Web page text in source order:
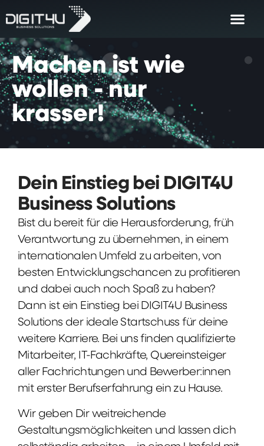
Machen ist wie
wollen - nur
krasser!
Dein Einstieg bei DIGIT4U
Business Solutions
Bist du bereit für die Herausforderung, früh
Verantwortung zu übernehmen, in einem
internationalen Umfeld zu arbeiten, von
besten Entwicklungschancen zu profitieren
und dabei auch noch Spaß zu haben?
Dann ist ein Einstieg bei DIGIT4U Business
Solutions der ideale Startschuss für deine
weitere Karriere. Bei uns finden qualifizierte
Mitarbeiter, IT-Fachkräfte, Quereinsteiger
aller Fachrichtungen und Bewerber:innen
mit erster Berufserfahrung ein zu Hause.
Wir geben Dir weitreichende
Gestaltungsmöglichkeiten und lassen dich